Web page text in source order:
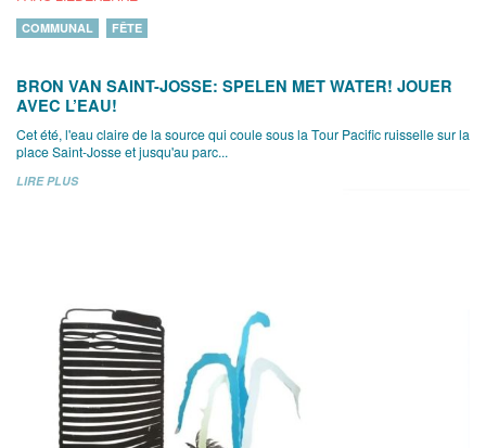
COMMUNAL FÊTE
BRON VAN SAINT-JOSSE: SPELEN MET WATER! JOUER
AVEC L’EAU!
Cet été, l'eau claire de la source qui coule sous la Tour Pacific ruisselle sur la
place Saint-Josse et jusqu'au parc...
LIRE PLUS